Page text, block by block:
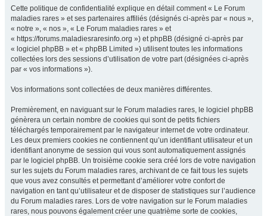
Cette politique de confidentialité explique en détail comment « Le Forum
maladies rares » et ses partenaires affiliés (désignés ci-après par « nous »,
« notre », « nos », « Le Forum maladies rares » et
« https://forums.maladiesraresinfo.org ») et phpBB (désigné ci-après par
« logiciel phpBB » et « phpBB Limited ») utilisent toutes les informations
collectées lors des sessions d’utilisation de votre part (désignées ci-après
par « vos informations »).
Vos informations sont collectées de deux manières différentes.
Premièrement, en naviguant sur le Forum maladies rares, le logiciel phpBB
génèrera un certain nombre de cookies qui sont de petits fichiers
téléchargés temporairement par le navigateur internet de votre ordinateur.
Les deux premiers cookies ne contiennent qu’un identifiant utilisateur et un
identifiant anonyme de session qui vous sont automatiquement assignés
par le logiciel phpBB. Un troisième cookie sera créé lors de votre navigation
sur les sujets du Forum maladies rares, archivant de ce fait tous les sujets
que vous avez consultés et permettant d’améliorer votre confort de
navigation en tant qu’utilisateur et de disposer de statistiques sur l’audience
du Forum maladies rares. Lors de votre navigation sur le Forum maladies
rares, nous pouvons également créer une quatrième sorte de cookies,